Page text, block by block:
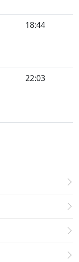
18:44
22:03